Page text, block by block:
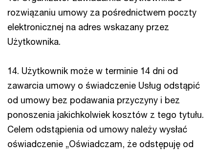
rozwiązaniu umowy za pośrednictwem poczty
elektronicznej na adres wskazany przez
Użytkownika.
14. Użytkownik może w terminie 14 dni od
zawarcia umowy o świadczenie Usług odstąpić
od umowy bez podawania przyczyny i bez
ponoszenia jakichkolwiek kosztów z tego tytułu.
Celem odstąpienia od umowy należy wysłać
oświadczenie „Oświadczam, że odstępuję od